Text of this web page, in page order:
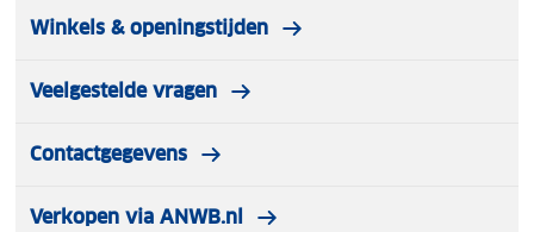
Winkels & openingstijden
Veelgestelde vragen
Contactgegevens
Verkopen via ANWB.nl